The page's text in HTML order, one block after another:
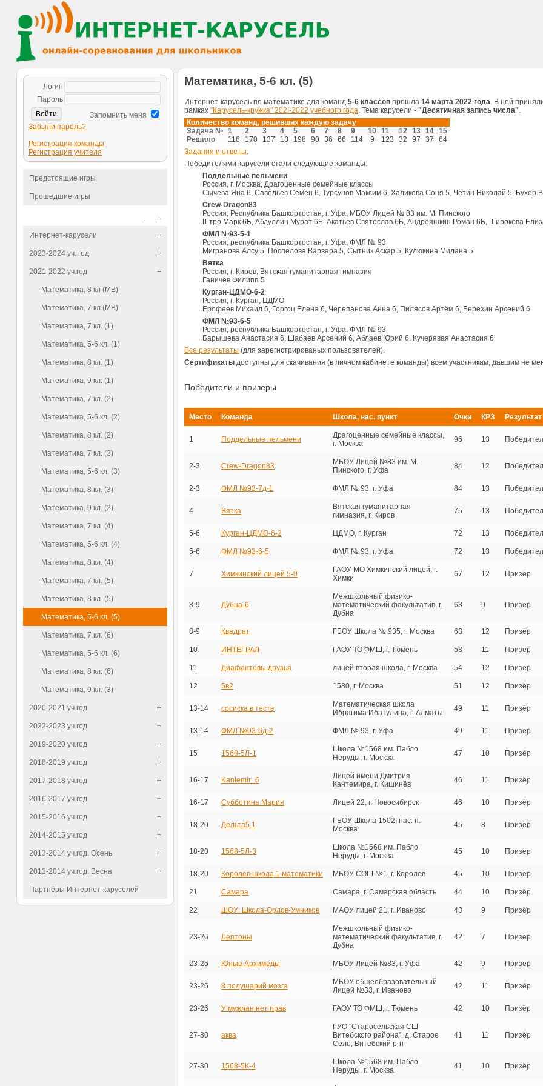
Логин
Пароль
Запомнить меня
Забыли пароль?
Регистрация команды
Регистрация учителя
Предстоящие игры
Прошедшие игры
+
−
+
Интернет-карусели
+
2023-2024 уч. год
−
2021-2022 уч.год
Математика, 8 кл (МВ)
Математика, 7 кл (МВ)
Математика, 7 кл. (1)
Математика, 5-6 кл. (1)
Математика, 8 кл. (1)
Математика, 9 кл. (1)
Математика, 7 кл. (2)
Математика, 5-6 кл. (2)
Математика, 8 кл. (2)
Математика, 7 кл. (3)
Математика, 5-6 кл. (3)
Математика, 8 кл. (3)
Математика, 9 кл. (2)
Математика, 7 кл. (4)
Математика, 5-6 кл. (4)
Математика, 8 кл. (4)
Математика, 7 кл. (5)
Математика, 8 кл. (5)
Математика, 5-6 кл. (5)
Математика, 7 кл. (6)
Математика, 5-6 кл. (6)
Математика, 8 кл. (6)
Математика, 9 кл. (3)
+
2020-2021 уч.год
+
2022-2023 уч.год
+
2019-2020 уч.год
+
2018-2019 уч.год
+
2017-2018 уч.год
+
2016-2017 уч.год
+
2015-2016 уч.год
+
2014-2015 уч.год
+
2013-2014 уч.год. Осень
+
2013-2014 уч.год. Весна
Партнёры Интернет-каруселей
Математика, 5-6 кл. (5)
Интернет-карусель по математике для команд 5-6 классов прошла 14 марта 2022 года. В ней
рамках "Карусель-кружка" 202!-2022 учебного года. Тема карусели - "Десятичная запись числа".
Количество команд, решивших каждую задачу
Задача № 1 2 3 4 5 6 7 8 9 10 11 12 13 14 15
Решило
116 170 137 13 198 90 36 66 114 9 123 32 97 37
64
Задания и ответы.
Победителями карусели стали следующие команды:
Поддельные пельмени
Россия, г. Москва, Драгоценные семейные классы
Сычева Яна 6, Савельев Семен 6, Турсунов Максим 6, Халикова Соня 5, Четин Николай 5, Бухер
Crew-Dragon83
Россия, Республика Башкортостан, г. Уфа, МБОУ Лицей № 83 им. М. Пинского
Штро Марк 6Б, Абдуллин Мурат 6Б, Акатьев Святослав 6Б, Андреяшкин Роман 6Б, Широкова
ФМЛ №93-5-1
Россия, республика Башкортостан, г. Уфа, ФМЛ № 93
Мигранова Алсу 5, Поспелова Варвара 5, Сытник Аскар 5, Кулюкина Милана 5
Вятка
Россия, г. Киров, Вятская гуманитарная гимназия
Ганичев Филипп 5
Курган-ЦДМО-6-2
Россия, г. Курган, ЦДМО
Ерофеев Михаил 6, Горгоц Елена 6, Черепанова Анна 6, Пилясов Артём 6, Березин Арсений 6
ФМЛ №93-6-5
Россия, республика Башкортостан, г. Уфа, ФМЛ № 93
Барышева Анастасия 6, Шабаев Арсений 6, Аблаев Юрий 6, Кучерявая Анастасия 6
Все результаты (для зарегистрированых пользователей).
Сертификаты доступны для скачивания (в личном кабинете команды) всем участникам, давшим не
Победители и призёры
Место Команда Школа, нас. пункт Очки КРЗ Результат
1 Поддельные пельмени
Драгоценные семейные классы,
г. Москва
96 13
2-3 Crew-Dragon83
МБОУ Лицей №83 им. М.
Пинского, г. Уфа
84 12
2-3 ФМЛ №93-7д-1 ФМЛ № 93, г. Уфа 84 13
4 Вятка
Вятская гуманитарная
гимназия, г. Киров
75 13
5-6 Курган-ЦДМО-6-2 ЦДМО, г. Курган 72 13
5-6 ФМЛ №93-6-5 ФМЛ № 93, г. Уфа 72 13
7 Химкинский лицей 5-0
ГАОУ МО Химкинский лицей, г.
Химки
67 12 Призёр
8-9 Дубна-6
Межшкольный физико-
математический факультатив, г.
Дубна
63 9 Призёр
8-9 Квадрат ГБОУ Школа № 935, г. Москва 63 12 Призёр
10 ИНТЕГРАЛ ГАОУ ТО ФМШ, г. Тюмень 58 11 Призёр
11 Диафантовы друзья лицей вторая школа, г. Москва 54 12 Призёр
12 5в2 1580, г. Москва 51 12 Призёр
13-14 сосиска в тесте
Математическая школа
Ибрагима Ибатулина, г. Алматы
49 11 Призёр
13-14 ФМЛ №93-6д-2 ФМЛ № 93, г. Уфа 49 11 Призёр
15 1568-5Л-1
Школа №1568 им. Пабло
Неруды, г. Москва
47 10 Призёр
16-17 Kantemir_6
Лицей имени Дмитрия
Кантемира, г. Кишинёв
46 11 Призёр
16-17 Субботина Мария Лицей 22, г. Новосибирск 46 10 Призёр
18-20 Дельта5.1
ГБОУ Школа 1502, нас. п.
Москва
45 8 Призёр
18-20 1568-5Л-3
Школа №1568 им. Пабло
Неруды, г. Москва
45 10 Призёр
18-20 Королев школа 1 математики МБОУ СОШ №1, г. Королев 45 10 Призёр
21 Самара Самара, г. Самарская область 44 10 Призёр
22 ШОУ: Школа-Орлов-Умников МАОУ лицей 21, г. Иваново 43 9 Призёр
23-26 Лептоны
Межшкольный физико-
математический факультатив, г.
Дубна
42 7 Призёр
23-26 Юные Архимеды МБОУ Лицей №83, г. Уфа 42 9 Призёр
23-26 8 полушарий мозга
МБОУ общеобразовательный
Лицей №33, г. Иваново
42 11 Призёр
23-26 У мужлан нет прав ГАОУ ТО ФМШ, г. Тюмень 42 10 Призёр
27-30 аква
ГУО "Старосельская СШ
Витебского района", д. Старое
Село, Витебский р-н
41 11 Призёр
27-30 1568-5К-4
Школа №1568 им. Пабло
Неруды, г. Москва
41 10 Призёр